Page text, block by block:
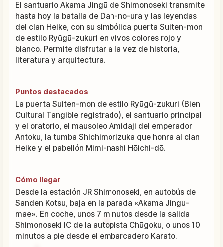
El santuario Akama Jingū de Shimonoseki transmite
hasta hoy la batalla de Dan-no-ura y las leyendas
del clan Heike, con su simbólica puerta Suiten-mon
de estilo Ryūgū-zukuri en vivos colores rojo y
blanco. Permite disfrutar a la vez de historia,
literatura y arquitectura.
Puntos destacados
La puerta Suiten-mon de estilo Ryūgū-zukuri (Bien
Cultural Tangible registrado), el santuario principal
y el oratorio, el mausoleo Amidaji del emperador
Antoku, la tumba Shichimorizuka que honra al clan
Heike y el pabellón Mimi-nashi Hōichi-dō.
Cómo llegar
Desde la estación JR Shimonoseki, en autobús de
Sanden Kotsu, baja en la parada «Akama Jingu-
mae». En coche, unos 7 minutos desde la salida
Shimonoseki IC de la autopista Chūgoku, o unos 10
minutos a pie desde el embarcadero Karato.